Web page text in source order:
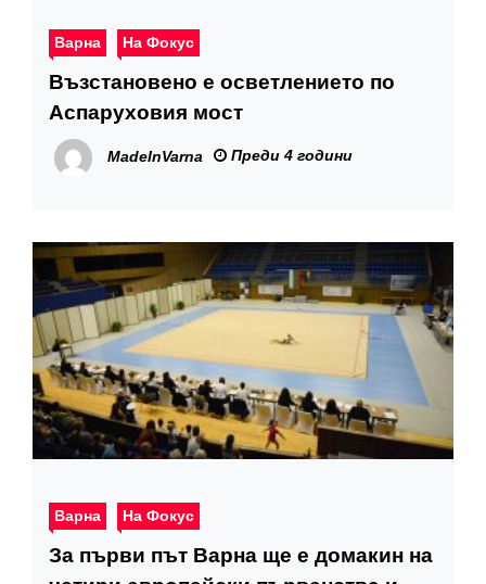
Варна На Фокус
Възстановено е осветлението по
Аспаруховия мост
MadeInVarna Преди 4 години
Варна На Фокус
За първи път Варна ще е домакин на